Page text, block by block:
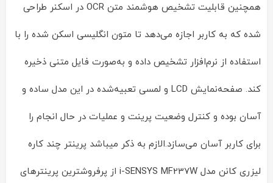
همچنین قابلیت تشخیص هوشمند متن OCR در اسکنر طراحی
شده که به کاربر اجازه می‌دهد تا متون انگلیسی اسکن شده را با
استفاده از نرم‌افزار تشخیص داده و به‌صورت فایل متنی ذخیره
کند. صفحه‌نمایش LCD و لمسی تعبیه‌شده در این مدل ساده و
آسان بوده و کنترل وضعیت پرینت و عملیات در حال انجام را
برای کاربر آسان می‌سازد.الازم به ذکر میباشد پرینتر چند کاره
لیزری کانن مدل i-SENSYS MF237W از پرفروشترین پرینترهای